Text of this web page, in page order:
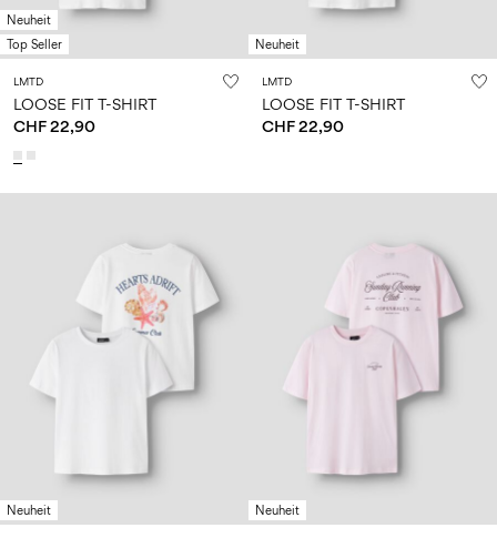
Neuheit
Top Seller
LMTD
LOOSE FIT T-SHIRT
CHF 22,90
Neuheit
LMTD
LOOSE FIT T-SHIRT
CHF 22,90
Neuheit Neuheit